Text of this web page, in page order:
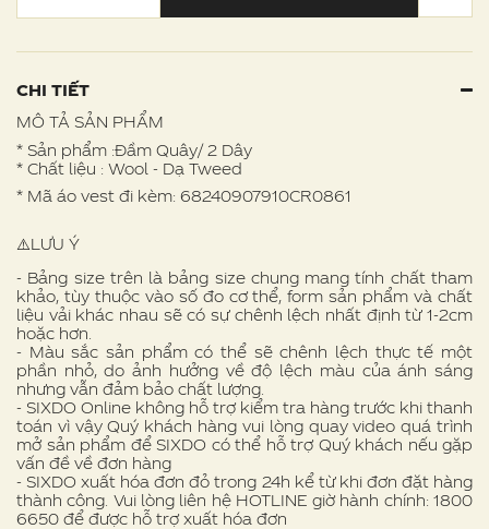
CHI TIẾT
MÔ TẢ SẢN PHẨM
* Sản phẩm :Đầm Quây/ 2 Dây
* Chất liệu : Wool - Dạ Tweed
* Mã áo vest đi kèm: 68240907910CR0861
⚠️LƯU Ý
- Bảng size trên là bảng size chung mang tính chất tham
khảo, tùy thuộc vào số đo cơ thể, form sản phẩm và chất
liệu vải khác nhau sẽ có sự chênh lệch nhất định từ 1-2cm
hoặc hơn.
- Màu sắc sản phẩm có thể sẽ chênh lệch thực tế một
phần nhỏ, do ảnh hưởng về độ lệch màu của ánh sáng
nhưng vẫn đảm bảo chất lượng.
- SIXDO Online không hỗ trợ kiểm tra hàng trước khi thanh
toán vì vậy Quý khách hàng vui lòng quay video quá trình
mở sản phẩm để SIXDO có thể hỗ trợ Quý khách nếu gặp
vấn đề về đơn hàng
- SIXDO xuất hóa đơn đỏ trong 24h kể từ khi đơn đặt hàng
thành công. Vui lòng liên hệ HOTLINE giờ hành chính: 1800
6650 để được hỗ trợ xuất hóa đơn